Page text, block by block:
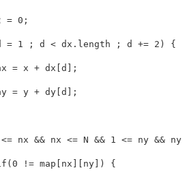
= 0 ;
= 1 ; d < dx . length ; d += 2 ) {
= x + dx [d ] ;
= y + dy [d ] ;
<= nx && nx <= N && 1 <= ny && ny
(0 != map [ nx ] [ ny] ) {